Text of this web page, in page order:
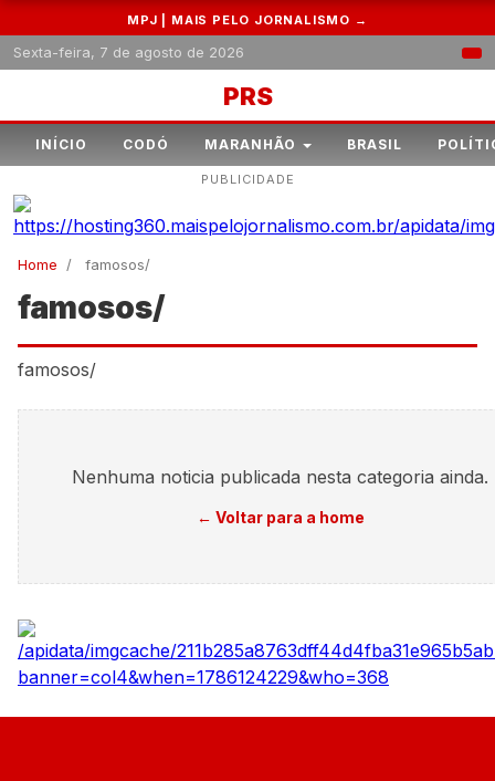
MPJ | MAIS PELO JORNALISMO →
Sexta-feira, 7 de agosto de 2026
PRS
INÍCIO CODÓ MARANHÃO BRASIL
PUBLICIDADE
Home / famosos/
famosos/
famosos/
Nenhuma noticia publicada nesta categoria ainda.
← Voltar para a home